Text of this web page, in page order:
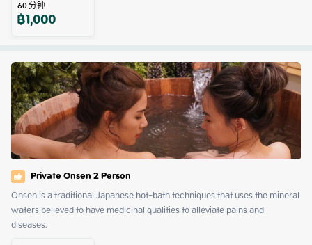
60分钟
฿1,000
Private Onsen 2 Person
Onsen is a traditional Japanese hot-bath techniques that uses the mineral
waters believed to have medicinal qualities to alleviate pains and
diseases.